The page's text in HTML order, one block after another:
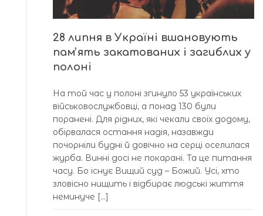
28 липня в Україні вшановують
памʼять закатованих і загиблих у
полоні
На той час у полоні згинуло 53 українських
військовослужбовці, а понад 130 були
поранені. Для рідних, які чекали своїх додому,
обірвалася остання надія, назавжди
почорніли будні й довічно на серці оселилася
журба. Винні досі не покарані. Та це питання
часу. Бо існує Вищий суд – Божий. Усі, хто
зловісно нищить і відбирає людські життя
неминуче […]